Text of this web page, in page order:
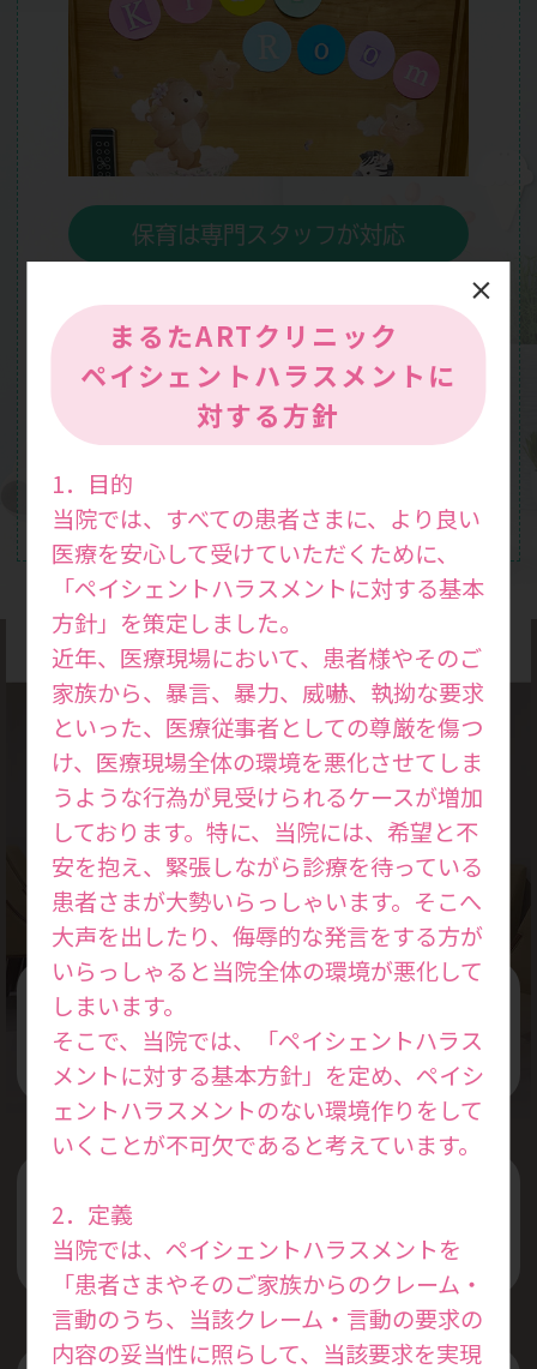
まるたARTクリニック
ペイシェントハラスメントに
対する方針
1．目的
当院では、すべての患者さまに、より良い
医療を安心して受けていただくために、
「ペイシェントハラスメントに対する基本
方針」を策定しました。
近年、医療現場において、患者様やそのご
家族から、暴言、暴力、威嚇、執拗な要求
といった、医療従事者としての尊厳を傷つ
け、医療現場全体の環境を悪化させてしま
うような行為が見受けられるケースが増加
しております。特に、当院には、希望と不
安を抱え、緊張しながら診療を待っている
患者さまが大勢いらっしゃいます。そこへ
大声を出したり、侮辱的な発言をする方が
いらっしゃると当院全体の環境が悪化して
しまいます。
そこで、当院では、「ペイシェントハラス
メントに対する基本方針」を定め、ペイシ
ェントハラスメントのない環境作りをして
いくことが不可欠であると考えています。
2．定義
当院では、ペイシェントハラスメントを
「患者さまやそのご家族からのクレーム・
言動のうち、当該クレーム・言動の要求の
内容の妥当性に照らして、当該要求を実現
保育は専門スタッフが対応
診療方針
Medical
Treatment Policy
女性の本来持っている力を活かした
治療を行います
プライベートと仕事を両立できる
治療スケジュールを考えます